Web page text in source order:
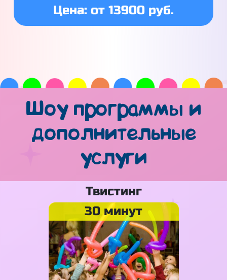
Цена: от 13900 руб.
Шоу программы и
дополнительные
услуги
Твистинг
30 минут